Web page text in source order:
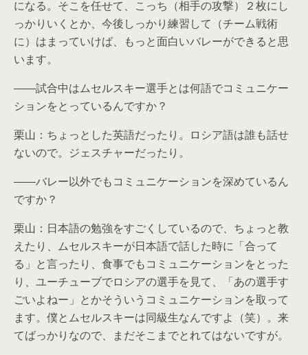
になる。そこを任せて、こっち（相手の攻撃）２枚にし
っかりいくとか、今後しっかり練習して（チーム戦術
に）はまっていけば、もっと面白いバレーができると思
います。
――試合中はムセルスキー選手とは何語でコミュニケー
ションをとっているんですか？
栗山：ちょっとした英語だったり。ロシア語は誰も話せ
ないので。ジェスチャーだったり。
――バレー以外でもコミュニケーションを深めているん
ですか？
栗山：日本語の勉強をすごくしているので、ちょっと教
えたり、ムセルスキーが日本語で話した時に「合って
る」と言ったり、食事でもコミュニケーションをとった
り、ユーチューブでロシアの選手を見て、「あの選手す
ごいよねー」とかそういうコミュニケーションを取って
ます。僕とムセルスキーは同級生なんですよ（笑）。来
てばっかりなので、まだそこまでとれてはないですが。